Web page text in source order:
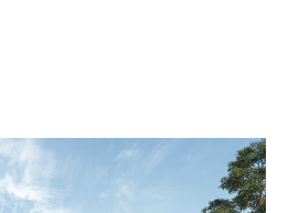
és kiegészítési ötlet után
hogy eleve rossz irányból
nem elsősorban az
őrének. Ezért végül az
mellett, a korábbi
terveztünk egy új parki